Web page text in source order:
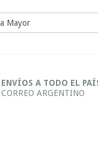
ENVÍOS A TODO EL
CORREO ARGENTINO